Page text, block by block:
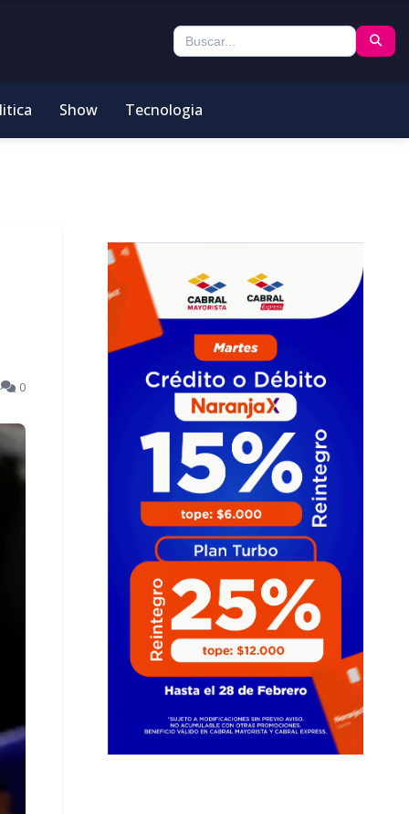
Show Tecnologia
0